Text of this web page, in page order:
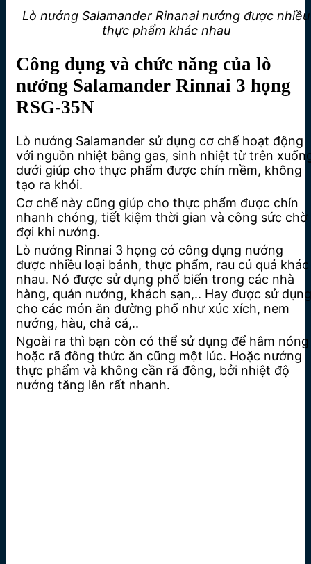
Lò nướng Salamander Rinanai nướng được nhiều
thực phẩm khác nhau
Công dụng và chức năng của lò
nướng Salamander Rinnai 3 họng
RSG-35N
Lò nướng Salamander sử dụng cơ chế hoạt động
với nguồn nhiệt bằng gas, sinh nhiệt từ trên
dưới giúp cho thực phẩm được chín mềm, không
tạo ra khói.
Cơ chế này cũng giúp cho thực phẩm được chín
nhanh chóng, tiết kiệm thời gian và công sức chờ
đợi khi nướng.
Lò nướng Rinnai 3 họng có công dụng nướng
được nhiều loại bánh, thực phẩm, rau củ quả khác
nhau. Nó được sử dụng phổ biến trong các nhà
hàng, quán nướng, khách sạn,.. Hay được sử dụng
cho các món ăn đường phố như xúc xích, nem
nướng, hàu, chả cá,..
Ngoài ra thì bạn còn có thể sử dụng để hâm nóng
hoặc rã đông thức ăn cũng một lúc. Hoặc nướng
thực phẩm và không cần rã đông, bởi nhiệt độ
nướng tăng lên rất nhanh.